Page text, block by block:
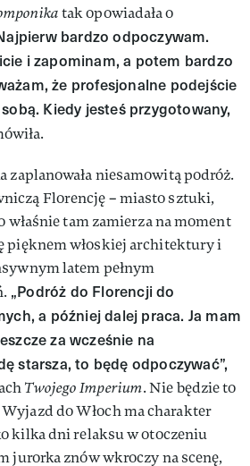
tak opowiadała o
bardzo odpoczywam.
i zapominam, a potem bardzo
że profesjonalne podejście
Kiedy jesteś przygotowany,
zaplanowała niesamowitą podróż.
Florencję – miasto sztuki,
tam zamierza na moment
pięknem włoskiej architektury i
latem pełnym
„Podróż do Florencji do
a później dalej praca. Ja mam
za wcześnie na
starsza, to będę odpoczywać”,
Twojego Imperium. Nie będzie to
do Włoch ma charakter
kilka dni relaksu w otoczeniu
jurorka znów wkroczy na scenę,